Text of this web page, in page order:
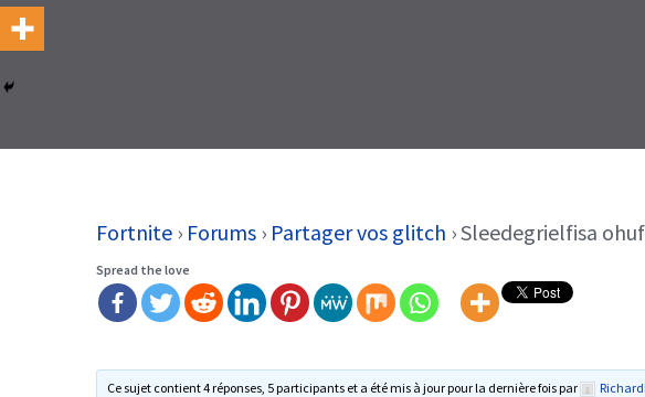
Fortnite › Forums › Partager vos glitch ›Sleedegrielfisa
Spread the love
Ce sujet contient 4 réponses, 5 participants et a été mis à jour pour la dernière fois par